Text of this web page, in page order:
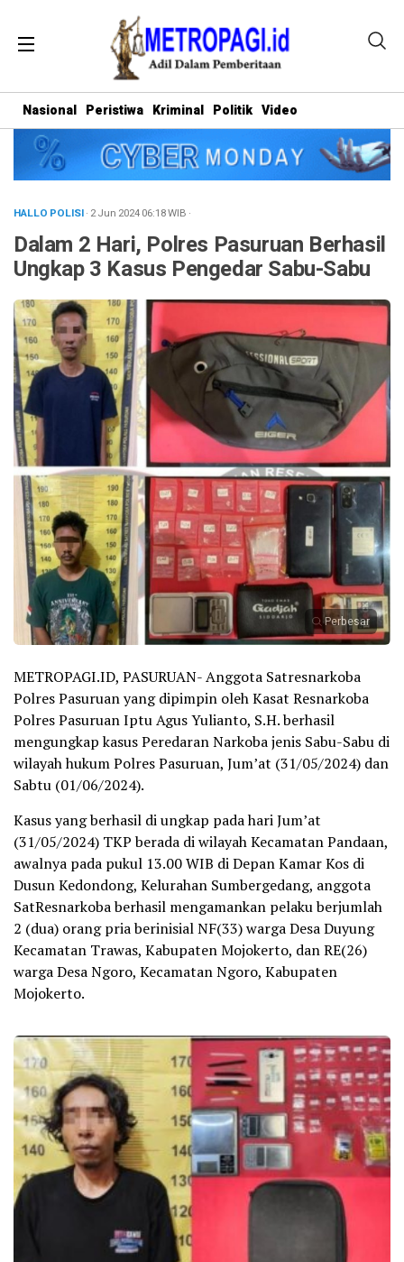
Nasional Peristiwa Kriminal Politik Video
HALLO POLISI· 2 Jun 202406:18WIB ·
Dalam 2 Hari, Polres Pasuruan Berhasil
Ungkap 3 Kasus Pengedar Sabu-Sabu
Perbesar
METROPAGI.ID, PASURUAN- Anggota Satresnarkoba
Polres Pasuruan yang dipimpin oleh Kasat Resnarkoba
Polres Pasuruan Iptu Agus Yulianto, S.H. berhasil
mengungkap kasus Peredaran Narkoba jenis Sabu-Sabu di
wilayah hukum Polres Pasuruan, Jum’at (31/05/2024) dan
Sabtu (01/06/2024).
Kasus yang berhasil di ungkap pada hari Jum’at
(31/05/2024) TKP berada di wilayah Kecamatan Pandaan,
awalnya pada pukul 13.00 WIB di Depan Kamar Kos di
Dusun Kedondong, Kelurahan Sumbergedang, anggota
SatResnarkoba berhasil mengamankan pelaku berjumlah
2 (dua) orang pria berinisial NF(33) warga Desa Duyung
Kecamatan Trawas, Kabupaten Mojokerto, dan RE(26)
warga Desa Ngoro, Kecamatan Ngoro, Kabupaten
Mojokerto.